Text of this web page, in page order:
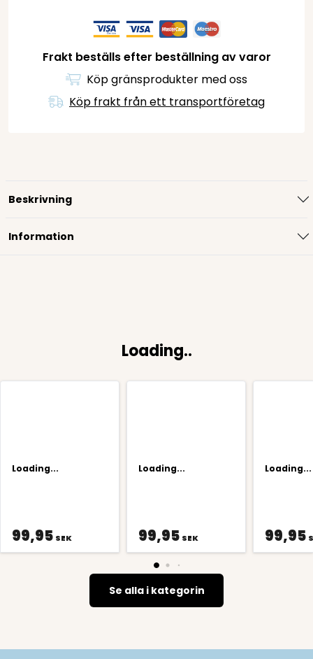
Frakt beställs efter beställning av varor
Köp gränsprodukter med oss
Köp frakt från ett transportföretag
Beskrivning
Information
Loading..
Loading...
99,95 SEK
Loading...
99,95 SEK
Loading...
99,95
Se alla i kategorin